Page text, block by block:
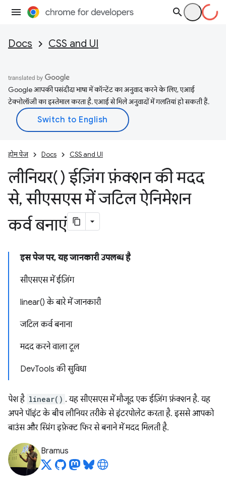
Docs CSS and UI
Google आपकी पसंदीदा भाषा में कॉन्टेंट का अनुवाद करने के लिए, एआई
टेक्नोलॉजी का इस्तेमाल करता है. एआई से मिले अनुवादों में गलतियां हो सकती हैं.
होम पेज Docs CSS and UI
लीनियर() ईज़िंग फ़ंक्शन की मदद
से, सीएसएस में जटिल ऐनिमेशन
कर्व बनाएं
इस पेज पर, यह जानकारी उपलब्ध है
सीएसएस में ईज़िंग
linear() के बारे में जानकारी
जटिल कर्व बनाना
मदद करने वाला टूल
DevTools की सुविधा
पेश है linear() . यह सीएसएस में मौजूद एक ईज़िंग फ़ंक्शन है. यह
अपने पॉइंट के बीच लीनियर तरीके से इंटरपोलेट करता है. इससे आपको
बाउंस और स्प्रिंग इफ़ेक्ट फिर से बनाने में मदद मिलती है.
Bramus